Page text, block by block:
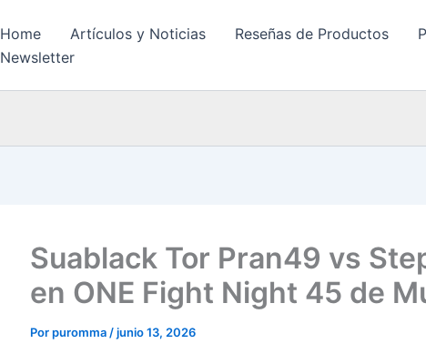
Home Artículos y Noticias Reseñas de Productos
Newsletter
Suablack Tor Pran49 vs
en ONE Fight Night 45 de
Porpuromma /junio 13, 2026